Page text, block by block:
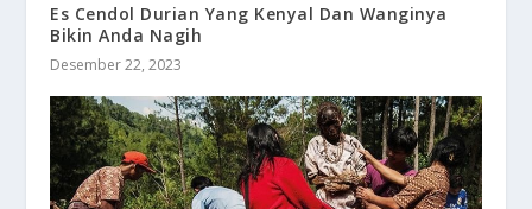
Es Cendol Durian Yang Kenyal Dan Wanginya
Bikin Anda Nagih
Desember 22, 2023